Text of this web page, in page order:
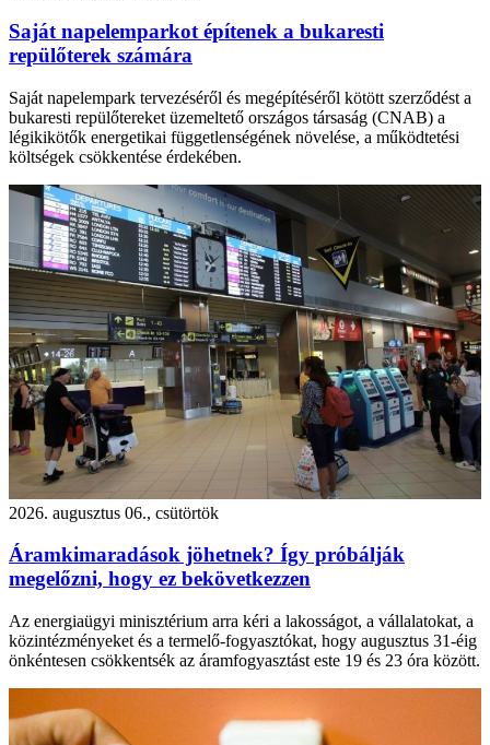
Saját napelemparkot építenek a bukaresti
repülőterek számára
Saját napelempark tervezéséről és megépítéséről kötött szerződést a
bukaresti repülőtereket üzemeltető országos társaság (CNAB) a
légikikötők energetikai függetlenségének növelése, a működtetési
költségek csökkentése érdekében.
2026. augusztus 06., csütörtök
Áramkimaradások jöhetnek? Így próbálják
megelőzni, hogy ez bekövetkezzen
Az energiaügyi minisztérium arra kéri a lakosságot, a vállalatokat, a
közintézményeket és a termelő-fogyasztókat, hogy augusztus 31-éig
önkéntesen csökkentsék az áramfogyasztást este 19 és 23 óra között.